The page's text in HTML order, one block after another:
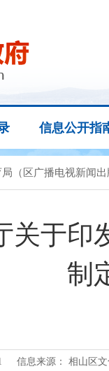
信息公开指
（区广播电视新闻
关于印
制
信息来源： 相山区